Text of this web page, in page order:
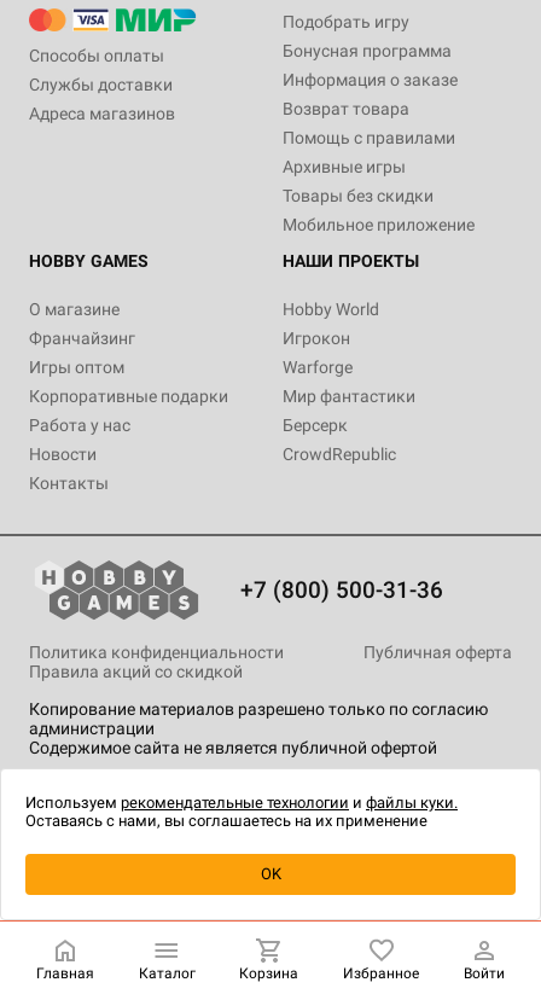
Способы оплаты
Службы доставки
Адреса магазинов
Подобрать игру
Бонусная программа
Информация о заказе
Возврат товара
Помощь с правилами
Архивные игры
Товары без скидки
Мобильное приложение
HOBBY GAMES
О магазине
Франчайзинг
Игры оптом
Корпоративные подарки
Работа у нас
Новости
Контакты
НАШИ ПРОЕКТЫ
Hobby World
Игрокон
Warforge
Мир фантастики
Берсерк
CrowdRepublic
+7 (800) 500-31-36
Копирование материалов разрешено только по согласию
администрации
Содержимое сайта не является публичной офертой
Политика конфиденциальности
Публичная оферта
Правила акций со скидкой
технологии.
Главная Каталог Корзина Избранное Войти
Используем рекомендательные технологии и файлы куки.
Оставаясь с нами, вы соглашаетесь на их применение
OK